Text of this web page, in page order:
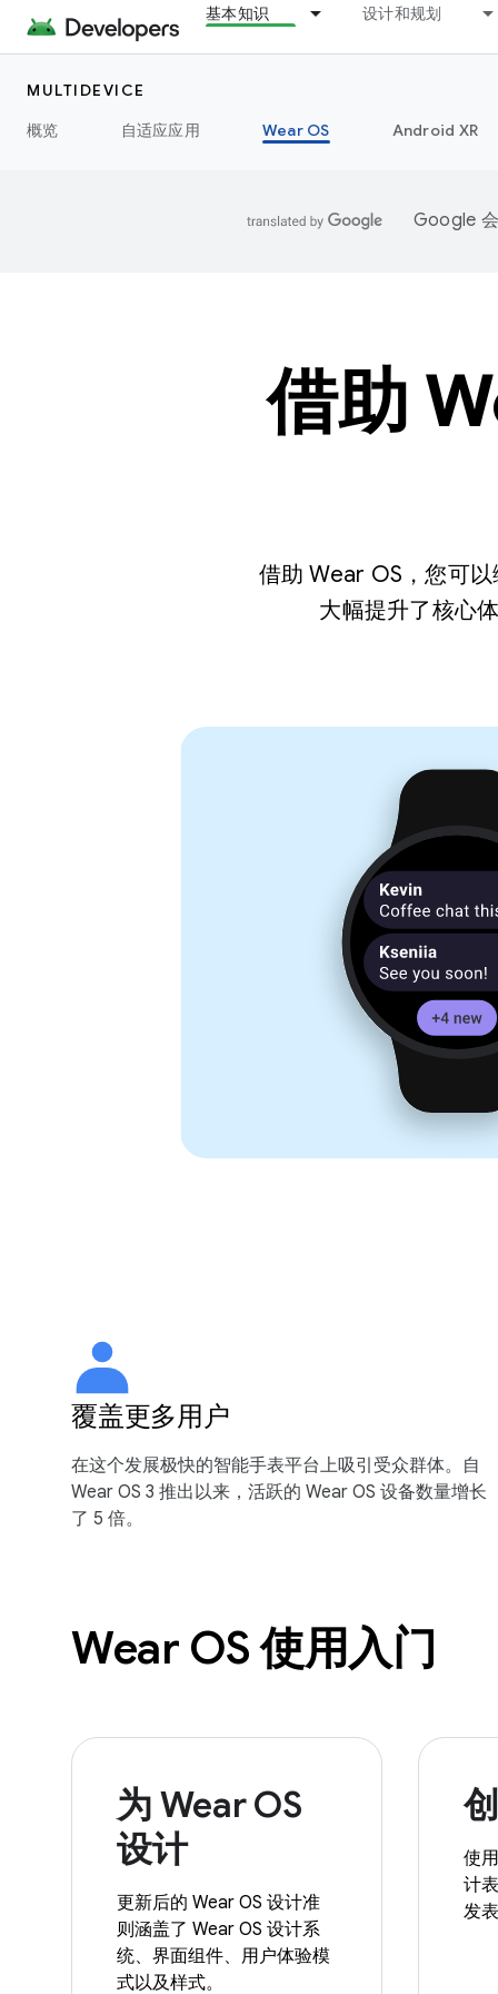
基本知识 设计和规划
MULTIDEVICE
概览
自适应应用 Wear OS Android XR
Google
借助
借助 Wear OS，您可
大幅提升了核心
覆盖更多用户
在这个发展极快的智能手表平台上吸引受众群体。自
Wear OS 3 推出以来，活跃的 Wear OS 设备数量增长
了 5 倍。
Wear OS 使用入门
为 Wear OS
设计
更新后的 Wear OS 设计准
则涵盖了 Wear OS 设计系
统、界面组件、用户体验模
式以及样式。
使
计
发